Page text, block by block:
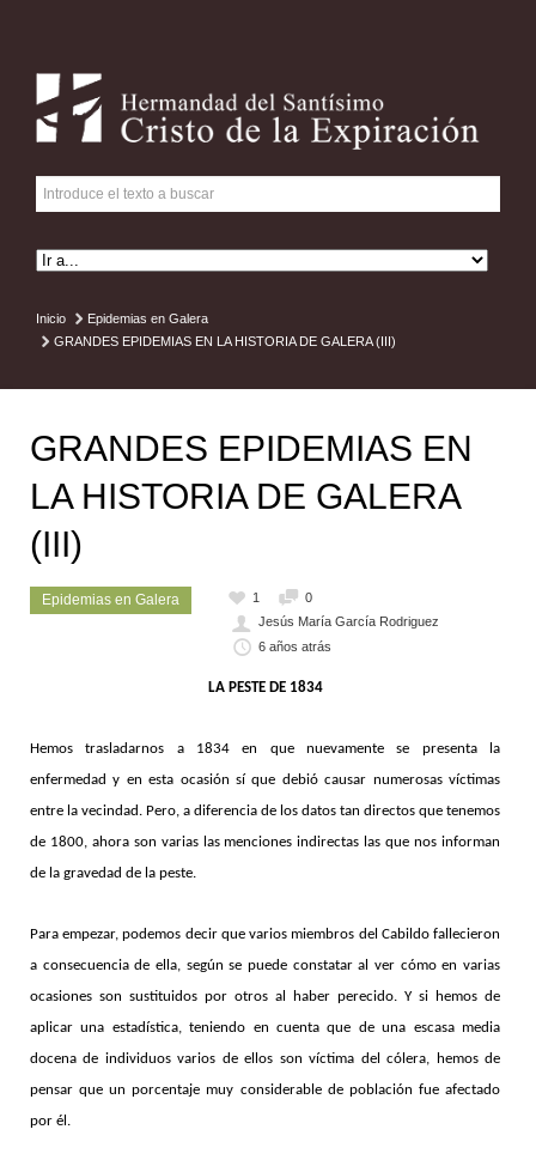
Inicio
Epidemias en Galera
GRANDES EPIDEMIAS EN LA HISTORIA DE GALERA (III)
GRANDES EPIDEMIAS EN
LA HISTORIA DE GALERA
(III)
Epidemias en Galera 1
0
Jesús María García Rodriguez
6 años atrás
LA PESTE DE 1834
Hemos trasladarnos a 1834 en que nuevamente se presenta la
enfermedad y en esta ocasión sí que debió causar numerosas víctimas
entre la vecindad. Pero, a diferencia de los datos tan directos que tenemos
de 1800, ahora son varias las menciones indirectas las que nos informan
de la gravedad de la peste.
Para empezar, podemos decir que varios miembros del Cabildo fallecieron
a consecuencia de ella, según se puede constatar al ver cómo en varias
ocasiones son sustituidos por otros al haber perecido. Y si hemos de
aplicar una estadística, teniendo en cuenta que de una escasa media
docena de individuos varios de ellos son víctima del cólera, hemos de
pensar que un porcentaje muy considerable de población fue afectado
por él.